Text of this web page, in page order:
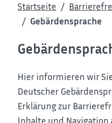
Startseite
Gebärdensprache
Hier informieren wir
Deutscher
Erklärung zur
Inhalte und Navigation